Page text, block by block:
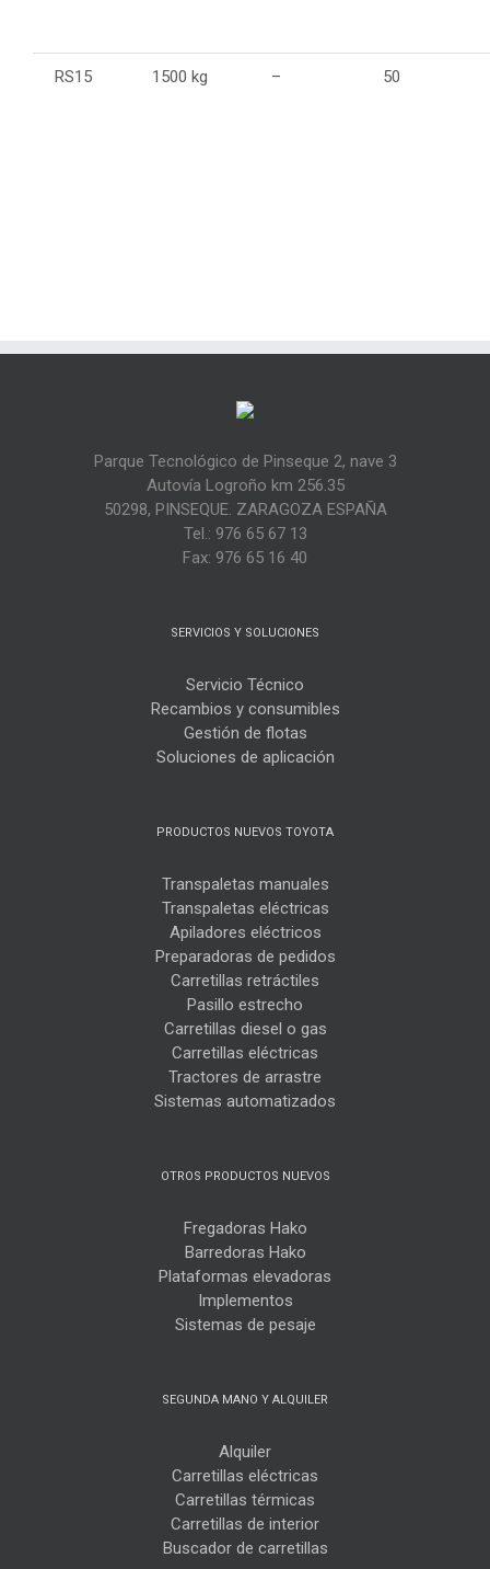
RS15 1500 kg – 50
Parque Tecnológico de Pinseque 2, nave 3
Autovía Logroño km 256.35
50298, PINSEQUE. ZARAGOZA ESPAÑA
Tel.: 976 65 67 13
Fax: 976 65 16 40
SERVICIOS Y SOLUCIONES
Servicio Técnico
Recambios y consumibles
Gestión de flotas
Soluciones de aplicación
PRODUCTOS NUEVOS TOYOTA
Transpaletas manuales
Transpaletas eléctricas
Apiladores eléctricos
Preparadoras de pedidos
Carretillas retráctiles
Pasillo estrecho
Carretillas diesel o gas
Carretillas eléctricas
Tractores de arrastre
Sistemas automatizados
OTROS PRODUCTOS NUEVOS
Fregadoras Hako
Barredoras Hako
Plataformas elevadoras
Implementos
Sistemas de pesaje
SEGUNDA MANO Y ALQUILER
Alquiler
Carretillas eléctricas
Carretillas térmicas
Carretillas de interior
Buscador de carretillas